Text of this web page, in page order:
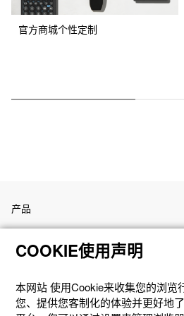
官方商城个性定制
产品
客户支持
资讯
COOKIE使用声明
本网站 使⽤Cookie来收集您的浏览
您、提供您客制化的体验并更好地